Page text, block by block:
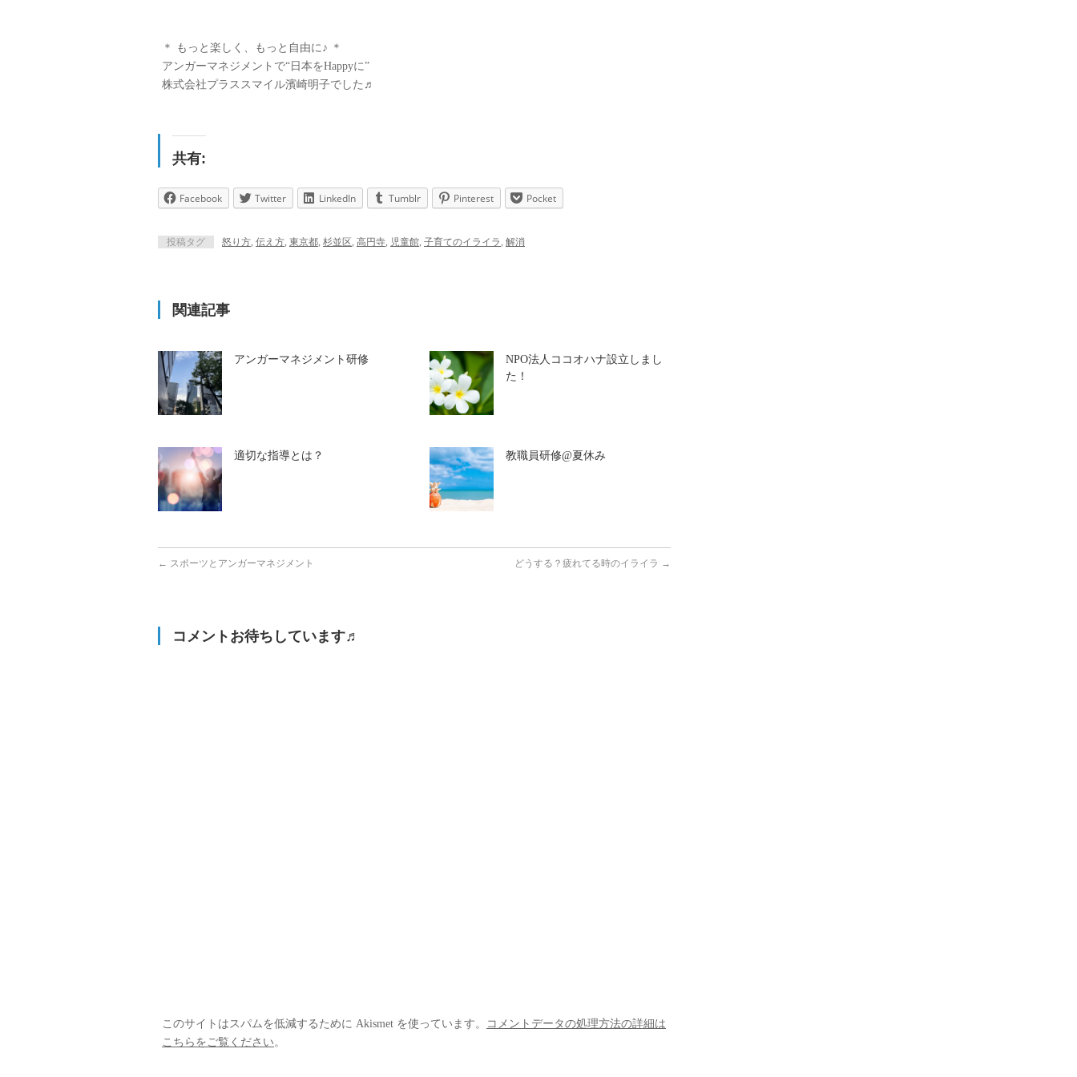
＊ もっと楽しく、もっと自由に♪ ＊
アンガーマネジメントで“日本をHappyに”
株式会社プラススマイル濱崎明子でした♬
共有:
Facebook Twitter LinkedIn Tumblr Pinterest Pocket
投稿タグ 怒り方, 伝え方, 東京都, 杉並区, 高円寺, 児童館, 子育てのイライラ, 解消
関連記事
アンガーマネジメント研修
NPO法人ココオハナ設立しまし
た！
適切な指導とは？ 教職員研修@夏休み
← スポーツとアンガーマネジメント どうする？疲れてる時のイライラ →
コメントお待ちしています♬
このサイトはスパムを低減するために Akismet を使っています。
コメントデータの処理方法の詳細は
こちらをご覧ください。